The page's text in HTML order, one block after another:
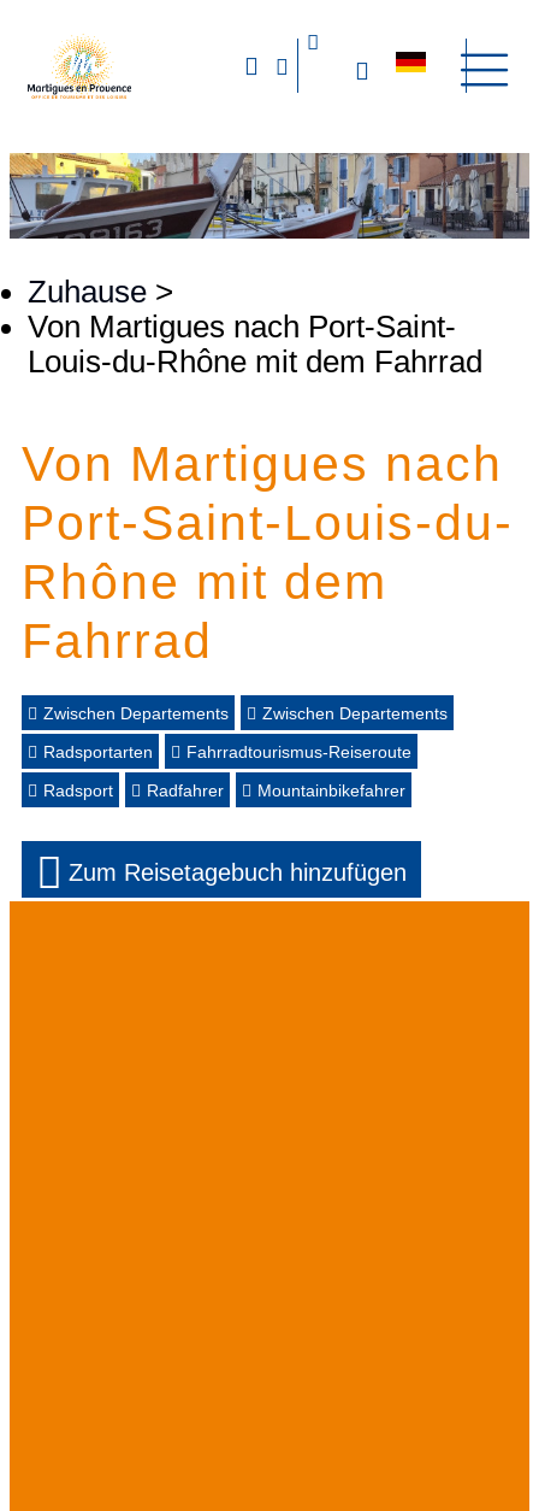
Zuhause >
Von Martigues nach Port-Saint-
Louis-du-Rhône mit dem Fahrrad
Von Martigues nach
Port-Saint-Louis-du-
Rhône mit dem
Fahrrad
Zwischen Departements
Zwischen Departements
Radsportarten
Fahrradtourismus-Reiseroute
Radsport
Radfahrer Mountainbikefahrer
Zum Reisetagebuch hinzufügen